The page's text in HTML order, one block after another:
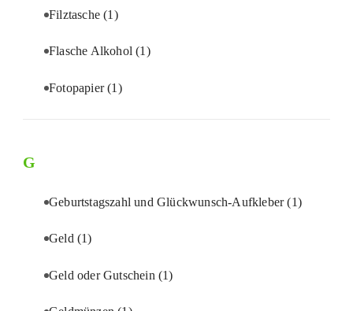
Filztasche(1)
Flasche Alkohol(1)
Fotopapier(1)
G
Geburtstagszahl und Glückwunsch-Aufkleber(1)
Geld (1)
Geld oder Gutschein (1)